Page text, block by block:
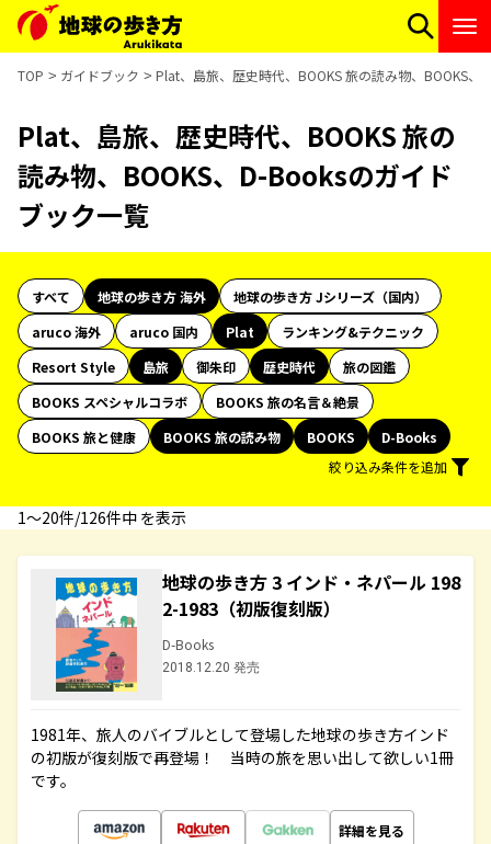
TOP ガイドブック Plat、島旅、歴史時代、BOOKS 旅の読み物、BOOKS、
Plat、島旅、歴史時代、BOOKS 旅の
読み物、BOOKS、D-Booksのガイド
ブック一覧
すべて 地球の歩き方 海外
地球の歩き方 Jシリーズ（国内）
aruco 海外
aruco 国内 Plat
ランキング&テクニック
Resort Style
島旅 御朱印 歴史時代
旅の図鑑
BOOKS スペシャルコラボ
BOOKS 旅の名言＆絶景
BOOKS 旅と健康
BOOKS 旅の読み物 BOOKS
D-Books
絞り込み条件を追加
1〜20件/126件中 を表示
地球の歩き方 3 インド・ネパール 198
2-1983（初版復刻版）
D-Books
2018.12.20 発売
1981年、旅人のバイブルとして登場した地球の歩き方インド
の初版が復刻版で再登場！ 当時の旅を思い出して欲しい1冊
です。
詳細を見る